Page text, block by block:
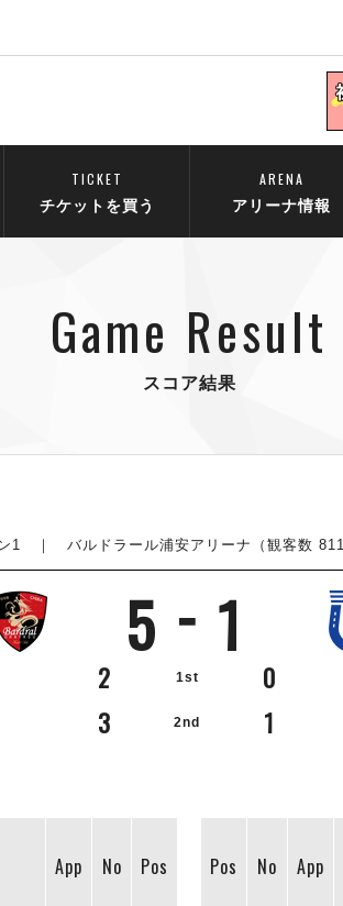
TICKET
チケットを買う
ARENA
アリーナ情報
Game Result
スコア結果
ン1 ｜ バルドラール浦安アリーナ（観客数
5 1
2 1st 0
3 2nd 1
App No
Pos
Pos No App